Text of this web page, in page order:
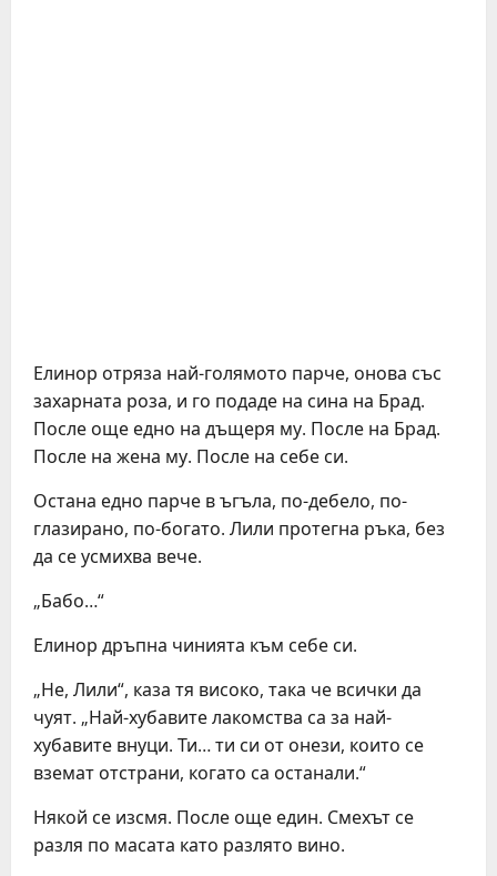
Елинор отряза най-голямото парче, онова със
захарната роза, и го подаде на сина на Брад.
После още едно на дъщеря му. После на Брад.
После на жена му. После на себе си.
Остана едно парче в ъгъла, по-дебело, по-
глазирано, по-богато. Лили протегна ръка, без
да се усмихва вече.
„Бабо…“
Елинор дръпна чинията към себе си.
„Не, Лили“, каза тя високо, така че всички да
чуят. „Най-хубавите лакомства са за най-
хубавите внуци. Ти… ти си от онези, които се
вземат отстрани, когато са останали.“
Някой се изсмя. После още един. Смехът се
разля по масата като разлято вино.